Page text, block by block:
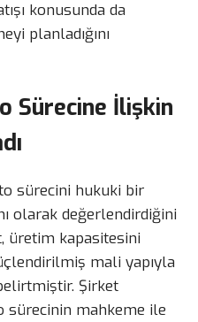
konusunda da
planladığını
Sürecine İlişkin
sürecini hukuki bir
olarak değerlendirdiğini
üretim kapasitesini
mali yapıyla
Şirket
sürecinin mahkeme ile